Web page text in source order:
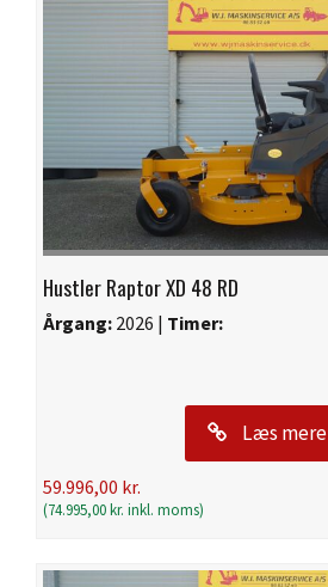
Hustler Raptor XD 48 RD
Årgang: 2026 | Timer:
Læs mere
59.996,00 kr.
(74.995,00kr. inkl. moms)